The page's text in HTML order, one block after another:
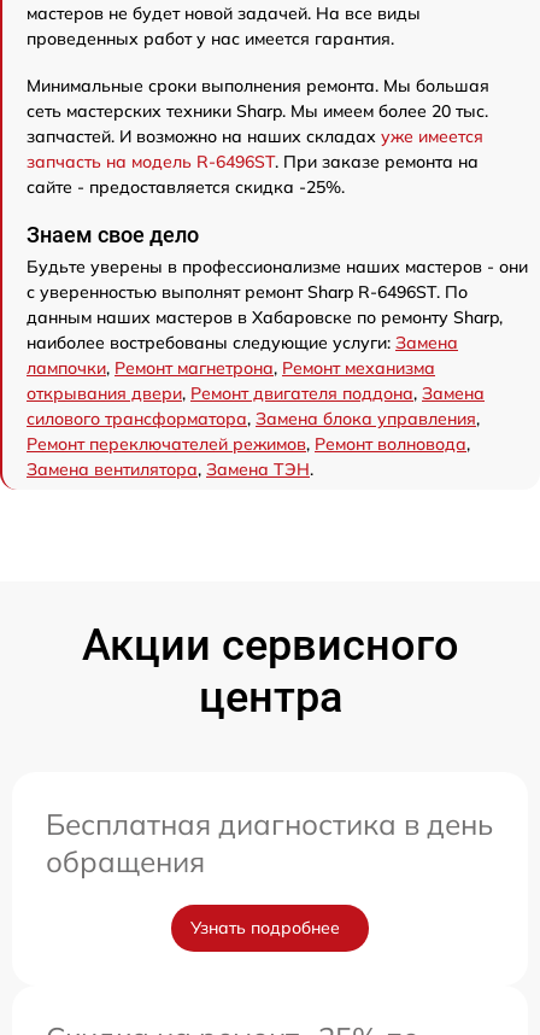
мастеров не будет новой задачей. На все виды
проведенных работ у нас имеется гарантия.
Минимальные сроки выполнения ремонта. Мы большая
сеть мастерских техники Sharp. Мы имеем более 20 тыс.
запчастей. И возможно на наших складах уже имеется
запчасть на модель R-6496ST. При заказе ремонта на
сайте - предоставляется скидка -25%.
Знаем свое дело
Будьте уверены в профессионализме наших мастеров - они
с уверенностью выполнят ремонт Sharp R-6496ST. По
данным наших мастеров в Хабаровске по ремонту Sharp,
наиболее востребованы следующие услуги: Замена
лампочки, Ремонт магнетрона, Ремонт механизма
открывания двери, Ремонт двигателя поддона, Замена
силового трансформатора, Замена блока управления,
Ремонт переключателей режимов, Ремонт волновода,
Замена вентилятора, Замена ТЭН.
Акции сервисного
центра
Бесплатная диагностика в день
обращения
Узнать подробнее